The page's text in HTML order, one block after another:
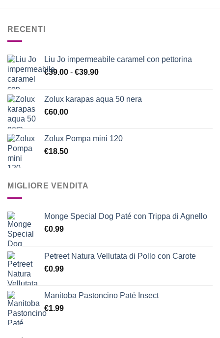
RECENTI
Liu Jo impermeabile caramel con pettorina
€39.00 - €39.90Fascia
da
€39.90
Zolux karapas aqua 50 nera
€60.00
Zolux Pompa mini 120
€18.50
MIGLIORE VENDITA
Monge Special Dog Paté con Trippa di Agnello
€0.99
Petreet Natura Vellutata di Pollo con Carote
€0.99
Manitoba Pastoncino Paté Insect
€1.99